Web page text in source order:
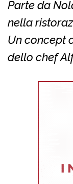
Parte da
nella
Un concept
dello chef